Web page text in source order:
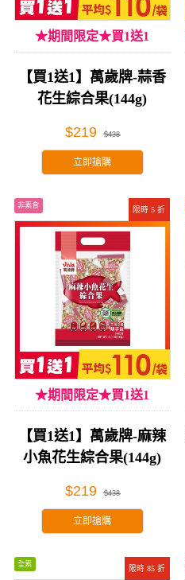
★期間限定★買1送1
【買1送1】萬歲牌-蒜香
花生綜合果(144g)
$219 $438
立即搶購
限時 5 折
非素食
★期間限定★買1送1
【買1送1】萬歲牌-麻辣
小魚花生綜合果(144g)
$219 $438
立即搶購
限時 85 折
全素